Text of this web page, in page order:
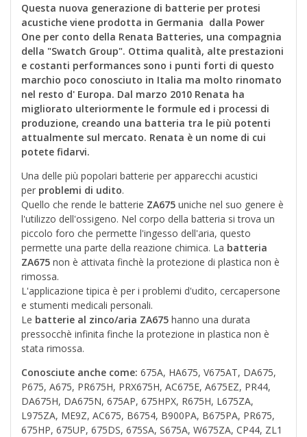
Questa nuova generazione di batterie per protesi
acustiche viene prodotta in Germania dalla Power
One per conto della Renata Batteries, una compagnia
della "Swatch Group". Ottima qualità, alte prestazioni
e costanti performances sono i punti forti di questo
marchio poco conosciuto in Italia ma molto rinomato
nel resto d' Europa. Dal marzo 2010 Renata ha
migliorato ulteriormente le formule ed i processi di
produzione, creando una batteria tra le più potenti
attualmente sul mercato. Renata è un nome di cui
potete fidarvi.
Una delle più popolari batterie per apparecchi acustici
per problemi di udito.
Quello che rende le batterie ZA675 uniche nel suo genere è
l'utilizzo dell'ossigeno. Nel corpo della batteria si trova un
piccolo foro che permette l'ingesso dell'aria, questo
permette una parte della reazione chimica. La batteria
ZA675 non è attivata finchè la protezione di plastica non è
rimossa.
L'applicazione tipica è per i problemi d'udito, cercapersone
e stumenti medicali personali.
Le batterie al zinco/aria ZA675 hanno una durata
pressocchè infinita finche la protezione in plastica non è
stata rimossa.
Conosciute anche come: 675A, HA675, V675AT, DA675,
P675, A675, PR675H, PRX675H, AC675E, A675EZ, PR44,
DA675H, DA675N, 675AP, 675HPX, R675H, L675ZA,
L975ZA, ME9Z, AC675, B6754, B900PA, B675PA, PR675,
675HP, 675UP, 675DS, 675SA, S675A, W675ZA, CP44, ZL1